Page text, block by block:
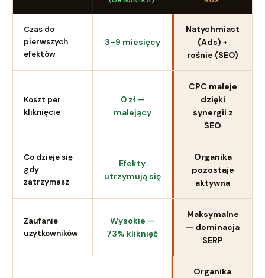
Czas do
pierwszych
efektów
3–9 miesięcy
Natychmiast
(Ads) +
rośnie (SEO)
Koszt per
kliknięcie
0 zł —
malejący
CPC maleje
dzięki
synergii z
SEO
Co dzieje się
gdy
zatrzymasz
Efekty
utrzymują się
Organika
pozostaje
aktywna
Zaufanie
użytkowników
Wysokie —
73% kliknięć
Maksymalne
— dominacja
SERP
Organika